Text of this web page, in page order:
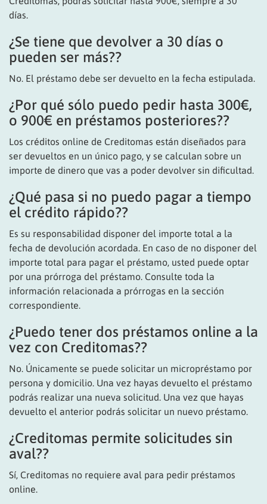
días.
¿Se tiene que devolver a 30 días o
pueden ser más??
No. El préstamo debe ser devuelto en la fecha estipulada.
¿Por qué sólo puedo pedir hasta 300€,
o 900€ en préstamos posteriores??
Los créditos online de Creditomas están diseñados para
ser devueltos en un único pago, y se calculan sobre un
importe de dinero que vas a poder devolver sin dificultad.
¿Qué pasa si no puedo pagar a tiempo
el crédito rápido??
Es su responsabilidad disponer del importe total a la
fecha de devolución acordada. En caso de no disponer del
importe total para pagar el préstamo, usted puede optar
por una prórroga del préstamo. Consulte toda la
información relacionada a prórrogas en la sección
correspondiente.
¿Puedo tener dos préstamos online a la
vez con Creditomas??
No. Únicamente se puede solicitar un micropréstamo por
persona y domicilio. Una vez hayas devuelto el préstamo
podrás realizar una nueva solicitud. Una vez que hayas
devuelto el anterior podrás solicitar un nuevo préstamo.
¿Creditomas permite solicitudes sin
aval??
Sí, Creditomas no requiere aval para pedir préstamos
online.